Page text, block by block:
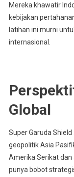
Mereka khawatir
kebijakan
latihan ini murni
internasional.
Global
Super Garuda
geopolitik Asia
Amerika Serikat
punya bobot